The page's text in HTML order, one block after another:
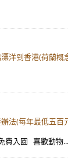
洋到香港(荷蘭
法(每年最低五
費入園 喜歡動物...